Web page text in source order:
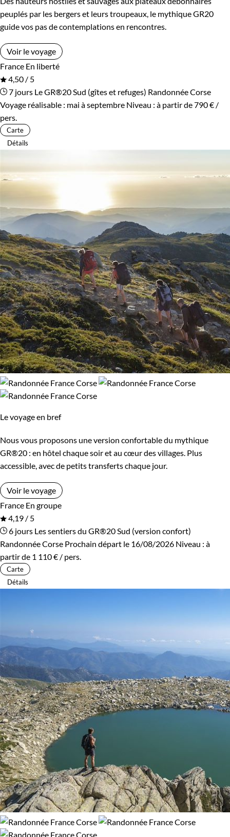
peuplés par les bergers et leurs troupeaux, le mythique GR20
guide vos pas de contemplations en rencontres.
Voir le voyage
France En liberté
4,50 / 5
7 jours Le GR®20 Sud (gîtes et refuges) Randonnée Corse
Voyage réalisable : mai à septembre Niveau : à partir de790 € /
pers.
Carte
Détails
Le voyage en bref
Nous vous proposons une version confortable du mythique
GR®20 : en hôtel chaque soir et au cœur des villages. Plus
accessible, avec de petits transferts chaque jour.
Voir le voyage
France En groupe
4,19 / 5
6 jours Les sentiers du GR®20 Sud (version confort)
Randonnée Corse Prochain départ le 16/08/2026 Niveau : à
partir de 1 110 € / pers.
Carte
Détails